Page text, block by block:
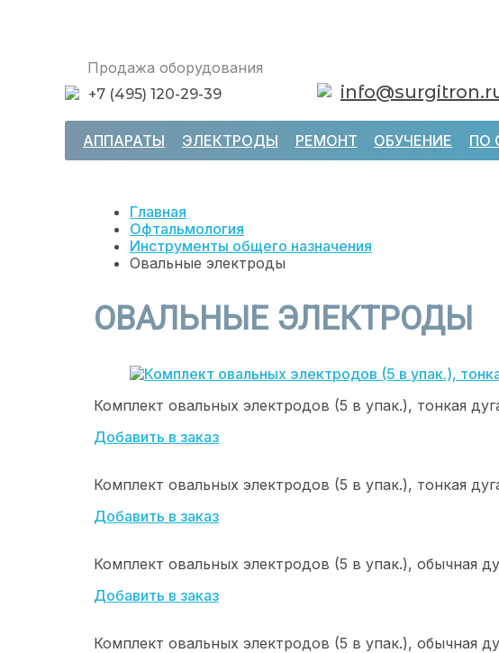
Продажа оборудования
+7 (495) 120-29-39
АППАРАТЫ ЭЛЕКТРОДЫ РЕМОНТ ОБУЧЕНИЕ ПО
Главная
Офтальмология
Инструменты общего назначения
Овальные электроды
ОВАЛЬНЫЕ ЭЛЕКТРОДЫ
Комплект овальных электродов (5 в упак.), тонкая
Добавить в заказ
Комплект овальных электродов (5 в упак.), тонкая
Добавить в заказ
Комплект овальных электродов (5 в упак.), обычная
Добавить в заказ
Комплект овальных электродов (5 в упак.), обычная